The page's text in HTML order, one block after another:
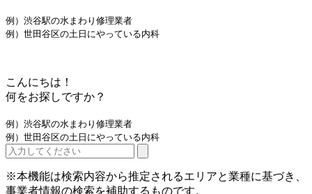
例）渋谷駅の水まわり修理業者
例）世田谷区の土日にやっている内科
こんにちは！
何をお探しですか？
例）渋谷駅の水まわり修理業者
例）世田谷区の土日にやっている内科
※本機能は検索内容から推定されるエリアと業種に基づき、
事業者情報の検索を補助するものです。